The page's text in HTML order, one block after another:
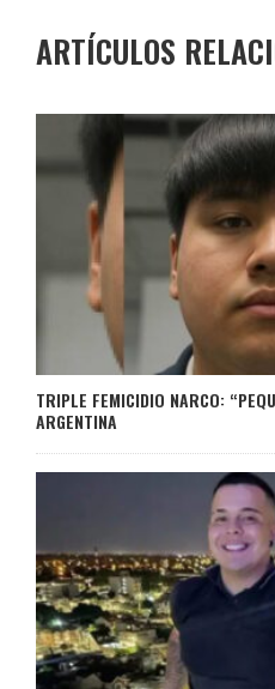
ARTÍCULOS
TRIPLE FEMICIDIO NARCO:
ARGENTINA